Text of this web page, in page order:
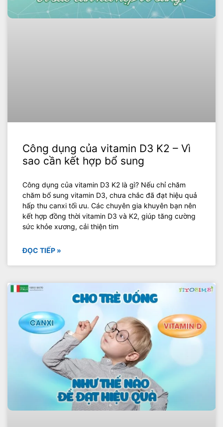
Công dụng của vitamin D3 K2 – Vì
sao cần kết hợp bổ sung
Công dụng của vitamin D3 K2 là gì? Nếu chỉ chăm
chăm bổ sung vitamin D3, chưa chắc đã đạt hiệu quả
hấp thu canxi tối ưu. Các chuyên gia khuyên bạn nên
kết hợp đồng thời vitamin D3 và K2, giúp tăng cường
sức khỏe xương, cải thiện tim
ĐỌC TIẾP »